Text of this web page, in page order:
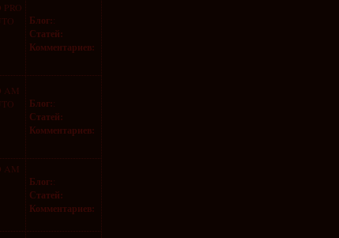
Блог::
Статей:
Комментариев:
AM
Блог::
Статей:
Комментариев:
AM
Блог::
Статей:
Комментариев: